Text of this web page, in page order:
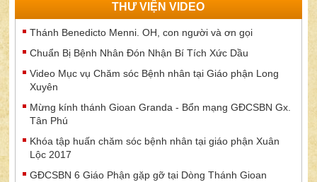
THƯ VIỆN VIDEO
Thánh Benedicto Menni. OH, con người và ơn gọi
Chuẩn Bị Bệnh Nhân Đón Nhận Bí Tích Xức Dầu
Video Mục vụ Chăm sóc Bệnh nhân tại Giáo phận Long
Xuyên
Mừng kính thánh Gioan Granda - Bổn mạng GĐCSBN Gx.
Tân Phú
Khóa tập huấn chăm sóc bệnh nhân tại giáo phận Xuân
Lộc 2017
GĐCSBN 6 Giáo Phận gặp gỡ tại Dòng Thánh Gioan